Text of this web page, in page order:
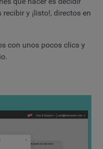
y ¡listo!, directos en
con unos pocos clics y